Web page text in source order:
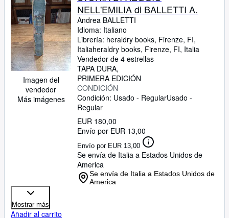
Imagen del
vendedor
Más imágenes
NELL'EMILIA di BALLETTI A.
Andrea BALLETTI
Idioma: Italiano
Librería: heraldry books, Firenze, FI,
Italiaheraldry books, Firenze, FI, Italia
Vendedor de 4 estrellas
TAPA DURA
PRIMERA EDICIÓN
CONDICIÓN
Condición: Usado - RegularUsado -
Regular
EUR 180,00
Envío por EUR 13,00
Envío por EUR 13,00
Se envía de Italia a Estados Unidos de
America
Se envía de Italia a Estados Unidos de
America
Mostrar más
Añadir al carrito